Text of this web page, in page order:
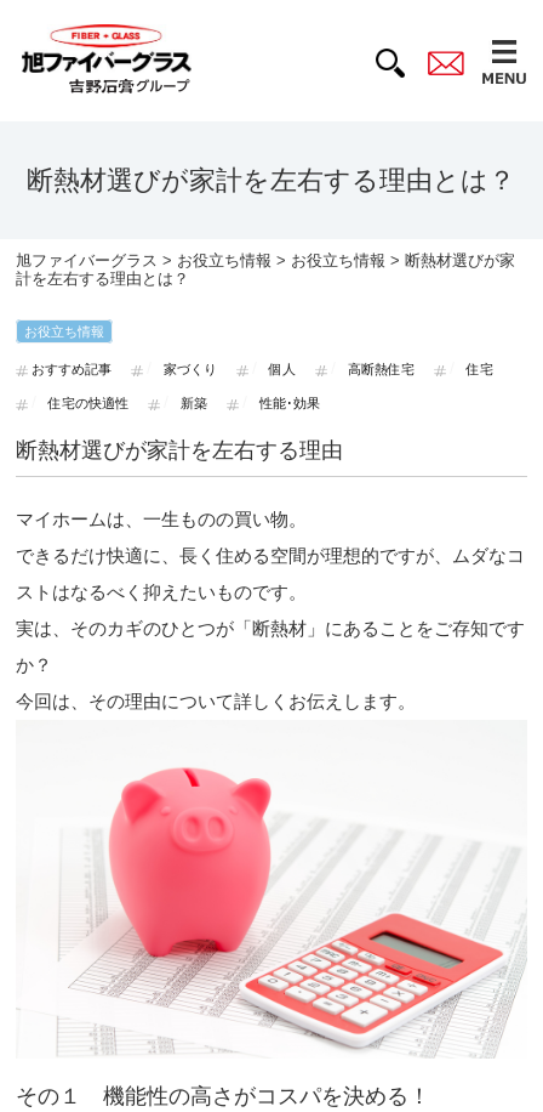
断熱材選びが家計を左右する理由とは？
旭ファイバーグラス > お役立ち情報 > お役立ち情報 > 断熱材選びが家
計を左右する理由とは？
お役立ち情報
おすすめ記事 家づくり 個人 高断熱住宅 住宅
住宅の快適性 新築 性能･効果
断熱材選びが家計を左右する理由
マイホームは、一生ものの買い物。
できるだけ快適に、長く住める空間が理想的ですが、ムダなコ
ストはなるべく抑えたいものです。
実は、そのカギのひとつが「断熱材」にあることをご存知です
か？
今回は、その理由について詳しくお伝えします。
その１ 機能性の高さがコスパを決める！